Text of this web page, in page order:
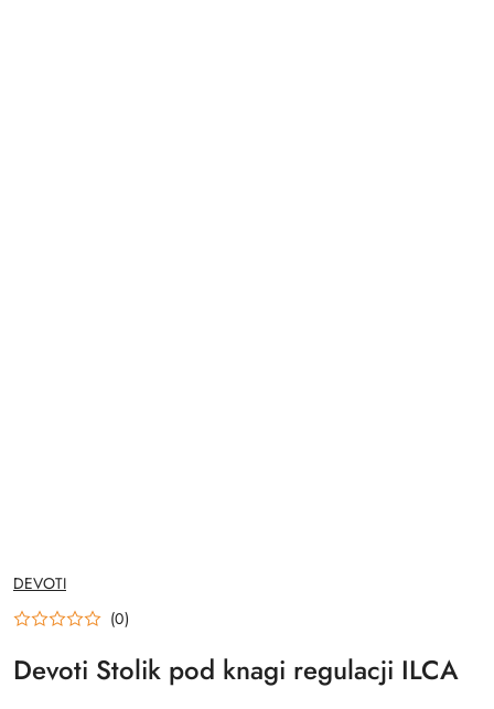
NAZWA
PRODUCENTA:
DEVOTI
(0)
Devoti Stolik pod knagi regulacji ILCA